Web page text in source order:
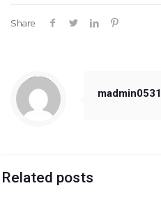
Share
Warning
: Trying to access array offset on value of type null in
/hosting/soogang/html/wp-content/themes/betheme/includes/content-single.php
on line
286
madmin0531
Related posts